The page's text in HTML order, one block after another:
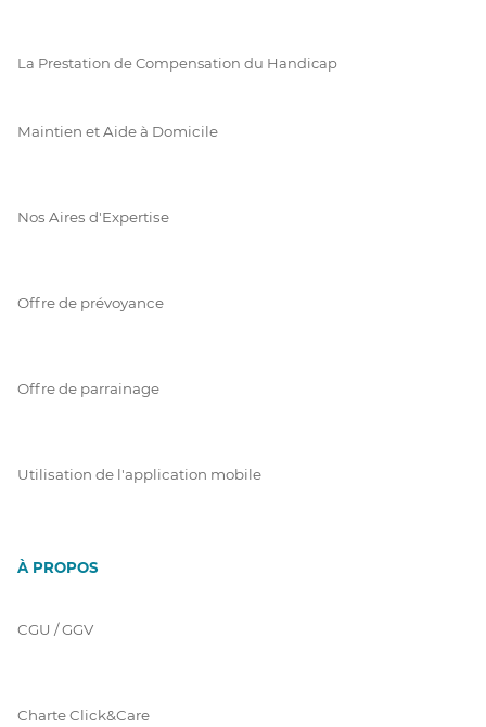
La Prestation de Compensation du Handicap
Maintien et Aide à Domicile
Nos Aires d'Expertise
Offre de prévoyance
Offre de parrainage
Utilisation de l'application mobile
À PROPOS
CGU / GGV
Charte Click&Care